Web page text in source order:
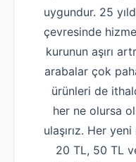
uygundur. 25
çevresinde
kurunun aşırı
arabalar çok
ürünleri de
her ne olursa
ulaşırız. Her
20 TL, 50 TL